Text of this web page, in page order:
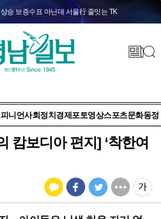
상승 보증수표 아닌데 서울行 줄잇는 TK
니언사회정치 경제 포토영상스포츠문화동정
캄보디아 편지] ‘착한여